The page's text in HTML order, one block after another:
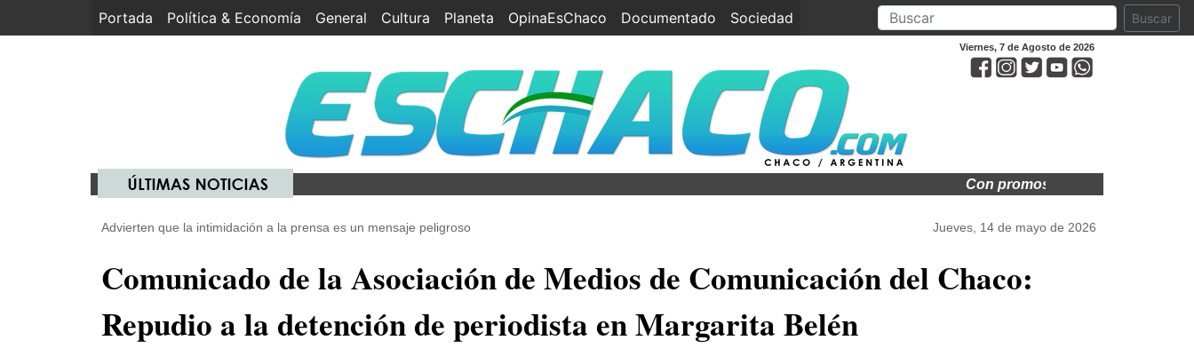
Portada (current)
Política & Economía General Cultura Planeta OpinaEsChaco Documentado Sociedad Buscar
Viernes, 7 de Agosto de 2026
Con promos exclusivas arranca el
Advierten que la intimidación a la prensa es un mensaje peligroso Jueves, 14 de mayo de 2026
Comunicado de la Asociación de Medios de Comunicación del Chaco:
Repudio a la detención de periodista en Margarita Belén